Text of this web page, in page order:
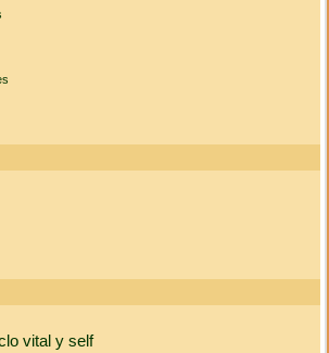
vital y self